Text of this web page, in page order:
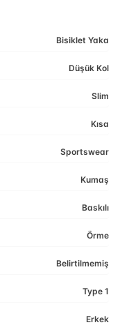
Bisiklet Yaka
Düşük Kol
Slim
Kısa
Sportswear
Kumaş
Baskılı
Örme
Belirtilmemiş
Type 1
Erkek